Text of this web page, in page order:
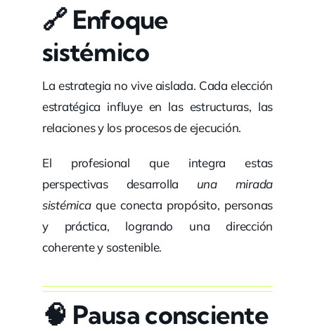
🔗 Enfoque
sistémico
La estrategia no vive aislada. Cada elección
estratégica influye en las estructuras, las
relaciones y los procesos de ejecución.
El profesional que integra estas
perspectivas desarrolla una mirada
sistémicaque conecta propósito, personas
y práctica, logrando una dirección
coherente y sostenible.
🧠 Pausa consciente